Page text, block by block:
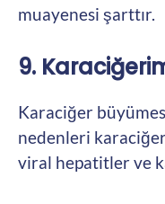
muayenesi şarttır.
9.
Karaciğer
nedenleri karaciğer
viral hepatitler ve